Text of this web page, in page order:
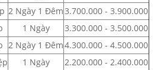
2 Ngày 1 Đêm3.700.000 - 3.900.000
1 Ngày
3.300.000 - 3.500.000
2 Ngày 1 Đêm4.300.000 - 4.500.000
1 Ngày 2.200.000 - 2.400.000